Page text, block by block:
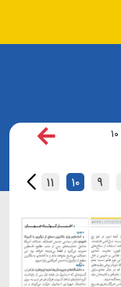
۹ ۱۰ ۱۱ ۱۲